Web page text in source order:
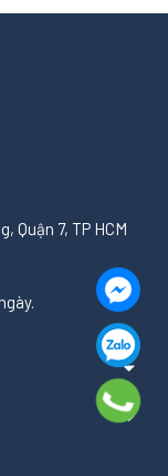
Quận 7, TP HCM